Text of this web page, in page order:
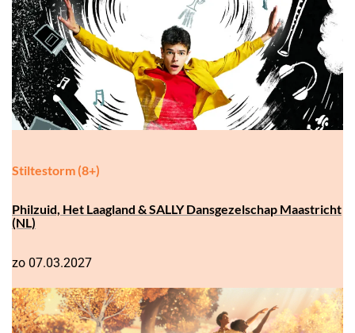
Stiltestorm (8+)
Philzuid, Het Laagland & SALLY Dansgezelschap Maastricht
(NL)
zo 07.03.2027